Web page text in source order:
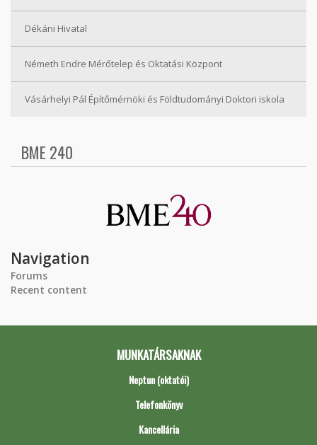
Dékáni Hivatal
Németh Endre Mérőtelep és Oktatási Központ
Vásárhelyi Pál Építőmérnöki és Földtudományi Doktori iskola
BME 240
Navigation
Forums
Recent content
MUNKATÁRSAKNAK
Neptun (oktatói)
Telefonkönyv
Kancellária